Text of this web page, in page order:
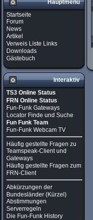
Hauptmenü
Startseite
Forum
News
Artikel
Verweis Liste Links
Downloads
Gästebuch
Interaktiv
TS3 Online Status
FRN Online Status
Fun-Funk Gateways
Locator Finde und Suche
Fun Funk Team
Fun-Funk Webcam TV
Häufig gestellte Fragen zu
Teamspeak-Client und
Gateways
Häufig gestellte Fragen zum
FRN-Client
Abkürzungen der
Bundesländer (Kürzel)
Abstimmungen
Serverregeln
Die Fun-Funk History